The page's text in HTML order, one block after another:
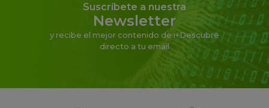
Suscríbete a nuestra
Newsletter
y recibe el mejor contenido de i+Descubre
directo a tu email